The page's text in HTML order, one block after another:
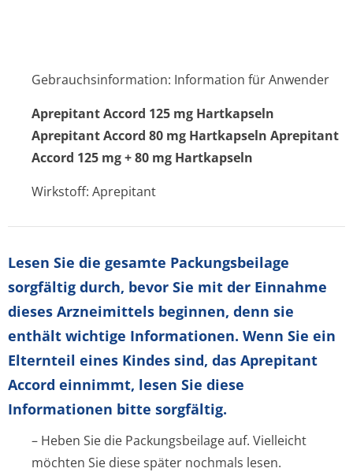
Gebrauchsinformation: Information für Anwender
Aprepitant Accord 125 mg Hartkapseln
Aprepitant Accord 80 mg Hartkapseln Aprepitant
Accord 125 mg + 80 mg Hartkapseln
Wirkstoff: Aprepitant
Lesen Sie die gesamte Packungsbeilage
sorgfältig durch, bevor Sie mit der Einnahme
dieses Arzneimittels beginnen, denn sie
enthält wichtige Informationen. Wenn Sie ein
Elternteil eines Kindes sind, das Aprepitant
Accord einnimmt, lesen Sie diese
Informationen bitte sorgfältig.
– Heben Sie die Packungsbeilage auf. Vielleicht
möchten Sie diese später nochmals lesen.